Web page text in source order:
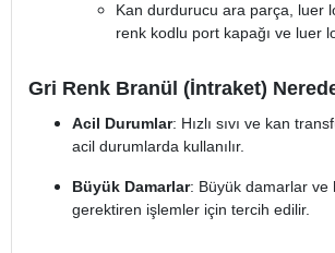
Kan durdurucu ara parça, luer
renk kodlu port kapağı ve luer
Gri Renk Branül (İntraket)
Acil Durumlar: Hızlı sıvı ve kan
acil durumlarda kullanılır.
Büyük Damarlar: Büyük damarlar ve
gerektiren işlemler için tercih edilir.